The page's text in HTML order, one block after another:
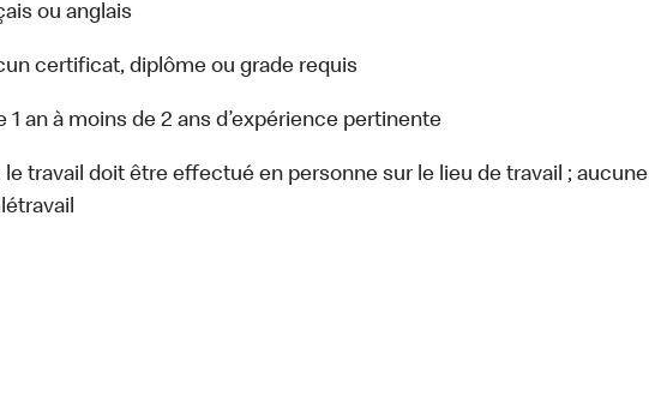
ou anglais
certificat, diplôme ou grade requis
1 an à moins de 2 ans d’expérience pertinente
le travail doit être effectué en personne sur le lieu de travail ; aucune